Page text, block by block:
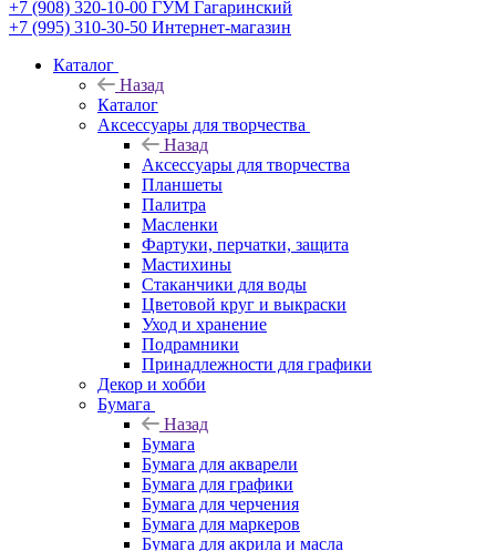
+7 (908) 320-10-00 ГУМ Гагаринский
+7 (995) 310-30-50 Интернет-магазин
Каталог
Назад
Каталог
Аксессуары для творчества
Назад
Аксессуары для творчества
Планшеты
Палитра
Масленки
Фартуки, перчатки, защита
Мастихины
Стаканчики для воды
Цветовой круг и выкраски
Уход и хранение
Подрамники
Принадлежности для графики
Декор и хобби
Бумага
Назад
Бумага
Бумага для акварели
Бумага для графики
Бумага для черчения
Бумага для маркеров
Бумага для акрила и масла